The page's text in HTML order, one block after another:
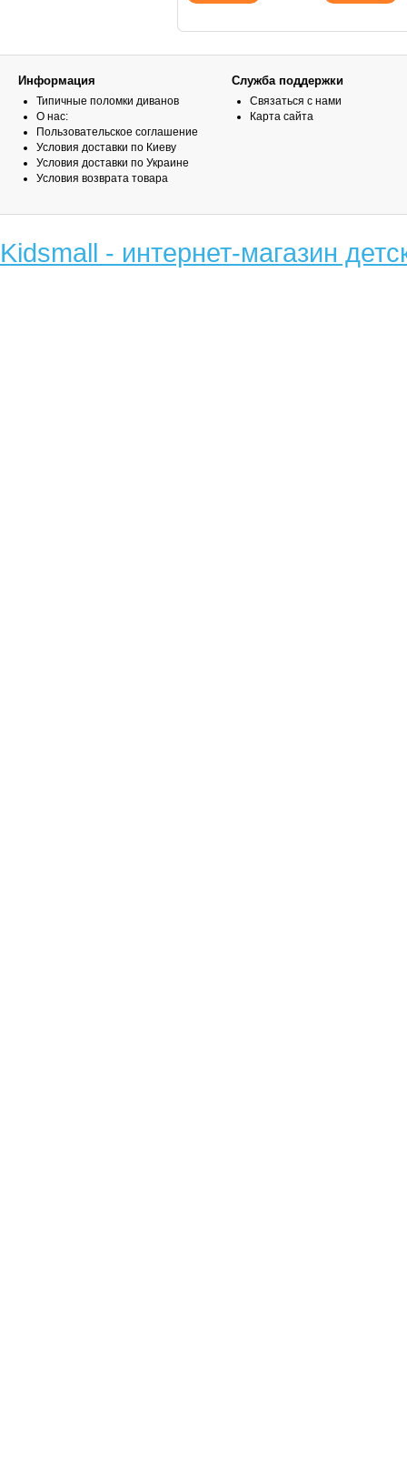
Информация
Типичные поломки диванов
О нас:
Пользовательское соглашение
Условия доставки по Киеву
Условия доставки по Украине
Условия возврата товара
Служба поддержки
Связаться с нами
Карта сайта
Kidsmall - интернет-магазин